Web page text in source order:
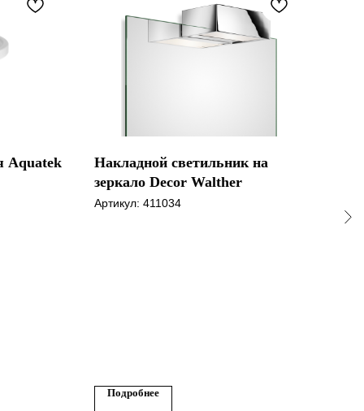
Aquatek
Накладной светильник на
зеркало Decor Walther
Артикул: 411034
Подробнее